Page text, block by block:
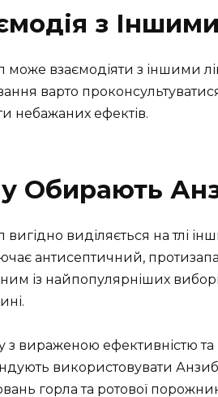
з
може взаємодіяти з іншими
варто
небажаних ефектів.
Обирають
виділяється на тлі
антисептичний,
із найпопулярніших
з вираженою ефективністю
використовувати
горла та ротової